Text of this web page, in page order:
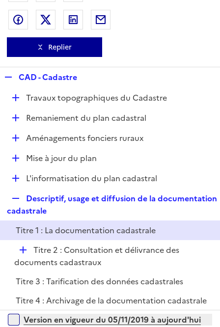
Partager sur Facebook
Partager sur Twitter
Partager sur LinkedIn
Replier
p
l
i
e
CAD - Cadastre
DTravaux topographiques du Cadastre
D
p
Remaniement du plan cadastral
D
r
Aménagements fonciers ruraux
D
e
r
Mise à jour du plan
D
l
i
e
r
L'informatisation du plan cadastral
e
p
l
i
e
r
Descriptif, usage et diffusion de la documentation
cadastrale
Titre 1 : La documentation cadastrale
D
é
l
i
e
r
Titre 2 : Consultation et délivrance des
documents cadastraux
Titre 3 : Tarification des données cadastrales
Titre 4 : Archivage de la documentation cadastrale
Versions sur la période
Version en vigueur du 05/11/2019 à aujourd'hui